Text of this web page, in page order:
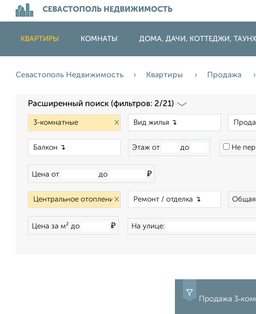
СЕВАСТОПОЛЬ НЕДВИЖИМОСТЬ
КВАРТИРЫ КОМНАТЫ ДОМА, ДАЧИ, КОТТЕДЖИ,
Севастополь Недвижимость Квартиры Продажа
Расширенный поиск (фильтров: 2/21)
×
Этаж от до Не
Цена от до ₽
× Общая
Цена за м² до ₽ На улице:
Продажа